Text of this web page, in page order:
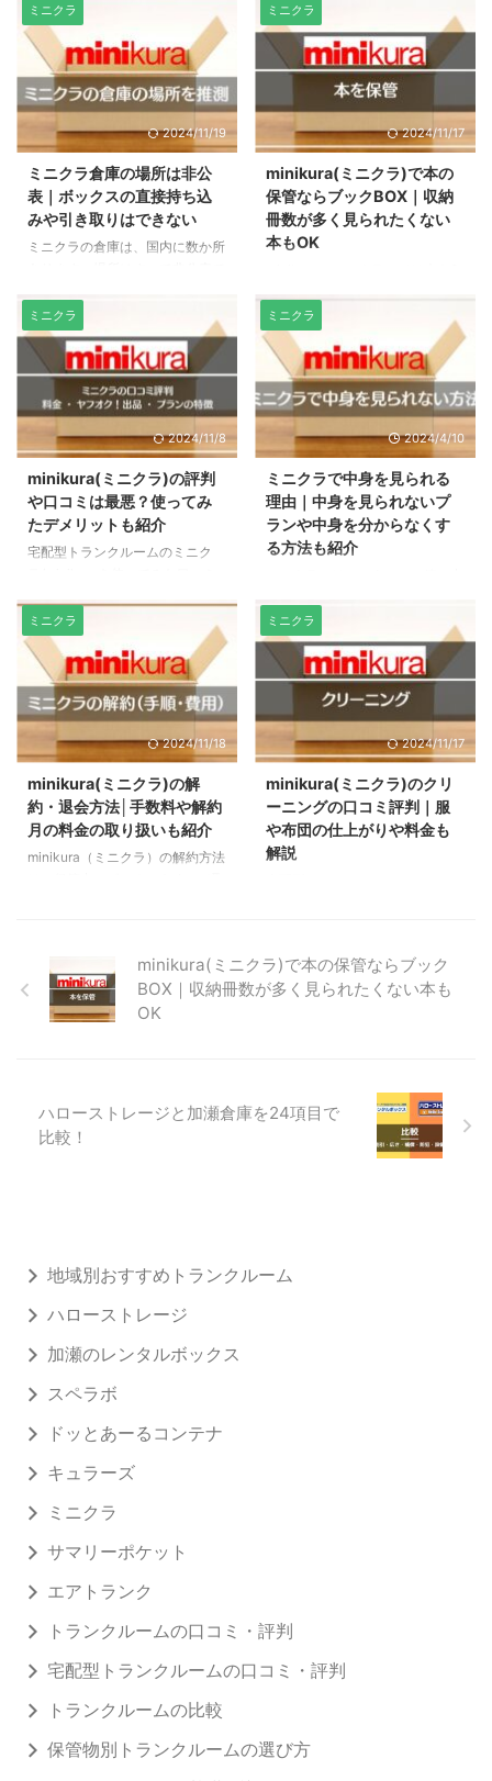
ミニクラ
2024/11/19
ミニクラ倉庫の場所は非公
表｜ボックスの直接持ち込
みや引き取りはできない
ミニクラの倉庫は、国内に数か所
ら倉庫の場所を推測しました。
minikuraの倉庫の場所は未公表な
ので直接ボックスの持ち込みや取
り出しはできない ミニクラは、
セキュリティの関係で倉庫の場所
を公表していません。そのため、
倉庫に直接ボックスを持ち込んだ
り引き取りに行くことはできませ
ん。 minikuraでは、倉庫から取
り出すときに配送料がかかりま
す。直接取りに行けたら節約にな
りますが、残念ながらそうもいき
される着払い伝票 ...
ミニクラ
2024/11/17
minikura(ミニクラ)で本の
保管ならブックBOX｜収納
冊数が多く見られたくない
本もOK
ますが、HAKOプランとMONOプ
ランで利用できるブックBOXがお
すすめ。 BOXボックスはコスパ
が良く、MONOプランでの保管
なら全冊撮影するので1冊単位で
利です。 BOXボックス1箱に入る
冊数はライバル他社より多いの
で、少ないボックス数で保管が完
了。2箱・3箱と増えるほどに、
節約できますよ♪ ここでは、ブッ
クBOXの収納力や料金を詳しく紹
ミニクラ
2024/11/8
minikura(ミニクラ)の評判
や口コミは最悪？使ってみ
たデメリットも紹介
宅配型トランクルームのミニク
評判を調査して、悪い評判と良い
評判をそれぞれ傾向別にまとめま
した。 minikuraは最悪って本
当？トラブルの発生と対応は？と
いった疑問の解消にお役立てくだ
さい。 minikura(ミニクラ)の悪い
口コミ評判の傾向3つ！最悪と噂
の原因は荷物の紛失トラブル 紛
し日数がかかる minikura（ミニ
クラ）の悪い口コミ評判を
SNS（X（旧ツイッター）で調査
して、傾向を分析しました。 全
ミニクラ
2024/4/10
ミニクラで中身を見られる
理由｜中身を見られないプ
ランや中身を分からなくす
る方法も紹介
れないプランがあります。また、
箱を開封されても中身が見られな
いようにする方法も紹介します。
中身を見られるプランは
MONO・クローゼット・クリー
ーゼットプラン・クリーニングパ
身を見られます。クローゼットと
クリーニングパックは衣類を対象
としているので見られても平気。
しかし、MONOプランは広い用
ミニクラ
2024/11/18
minikura(ミニクラ)の解
約・退会方法│手数料や解約
月の料金の取り扱いも紹介
minikura（ミニクラ）の解約方法
す。 解約手数料は無料ですが、
ボックスの取り出し手数料がかか
ります。また、解約月の利用料金
ました。お得な解約タイミングも
紹介しています。 minikura（ミ
ミニクラ
2024/11/17
minikura(ミニクラ)のクリ
ーニングの口コミ評判｜服
や布団の仕上がりや料金も
解説
当するのはクリーニング専門店な
ので、汚れ落ちへの不満はありま
とできます。 ただし、入庫～ク
リーニング～取り出し配送の一連
の日数は1ヶ月ほどかかるので、
minikura(ミニクラ)で本の保管ならブック
BOX｜収納冊数が多く見られたくない本も
OK
ハローストレージと加瀬倉庫を24項目で
比較！
地域別おすすめトランクルーム
ハローストレージ
加瀬のレンタルボックス
スペラボ
ドッとあーるコンテナ
キュラーズ
ミニクラ
サマリーポケット
エアトランク
トランクルームの口コミ・評判
宅配型トランクルームの口コミ・評判
トランクルームの比較
保管物別トランクルームの選び方